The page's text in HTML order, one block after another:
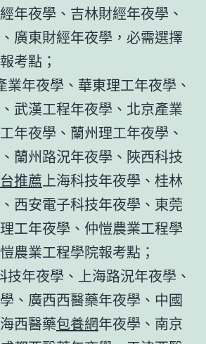
年夜學、吉林財經年夜學、
廣東財經年夜學，必需選擇
考點；
業年夜學、華東理工年夜學、
武漢工程年夜學、北京產業
年夜學、蘭州理工年夜學、
蘭州路況年夜學、陜西科技
推薦上海科技年夜學、桂林
西安電子科技年夜學、東莞
工年夜學、仲愷農業工程學
農業工程學院報考點；
技年夜學、上海路況年夜學、
、廣西西醫藥年夜學、中國
西醫藥包養網年夜學、南京